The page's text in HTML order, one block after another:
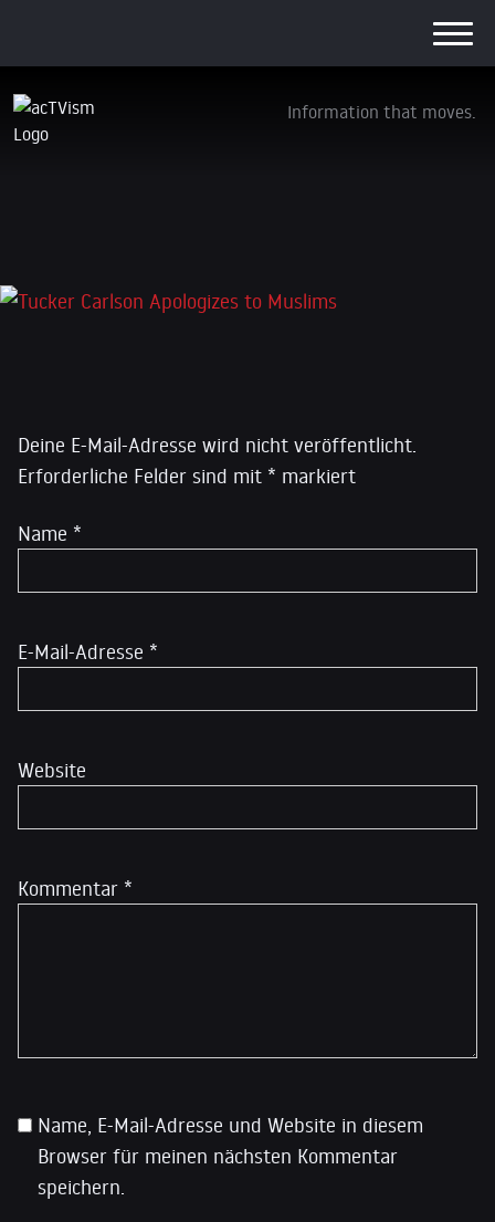
Information that moves.
Tucker Carlson Apologizes to Muslims
Deine E-Mail-Adresse wird nicht veröffentlicht.
Erforderliche Felder sind mit * markiert
Kommentar *
Name *
E-Mail-Adresse *
Website
Name, E-Mail-Adresse und Website in diesem
Browser für meinen nächsten Kommentar
speichern.